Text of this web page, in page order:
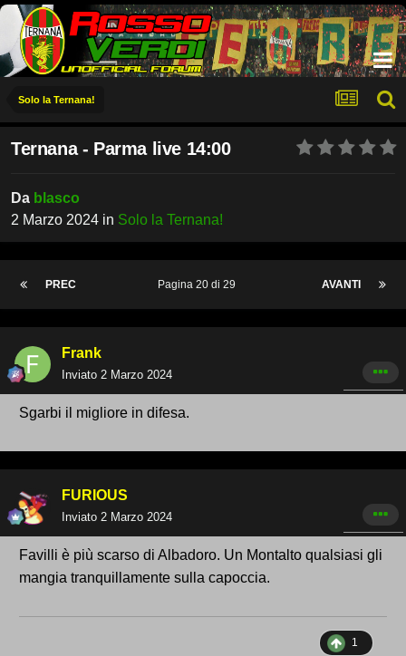
Solo la Ternana!
Ternana - Parma live 14:00
Da blasco
2 Marzo 2024 in Solo la Ternana!
PREC AVANTI
Pagina 20 di 29
Frank
Inviato 2 Marzo 2024
Sgarbi il migliore in difesa.
FURIOUS
Inviato 2 Marzo 2024
Favilli è più scarso di Albadoro. Un Montalto qualsiasi gli
mangia tranquillamente sulla capoccia.
1